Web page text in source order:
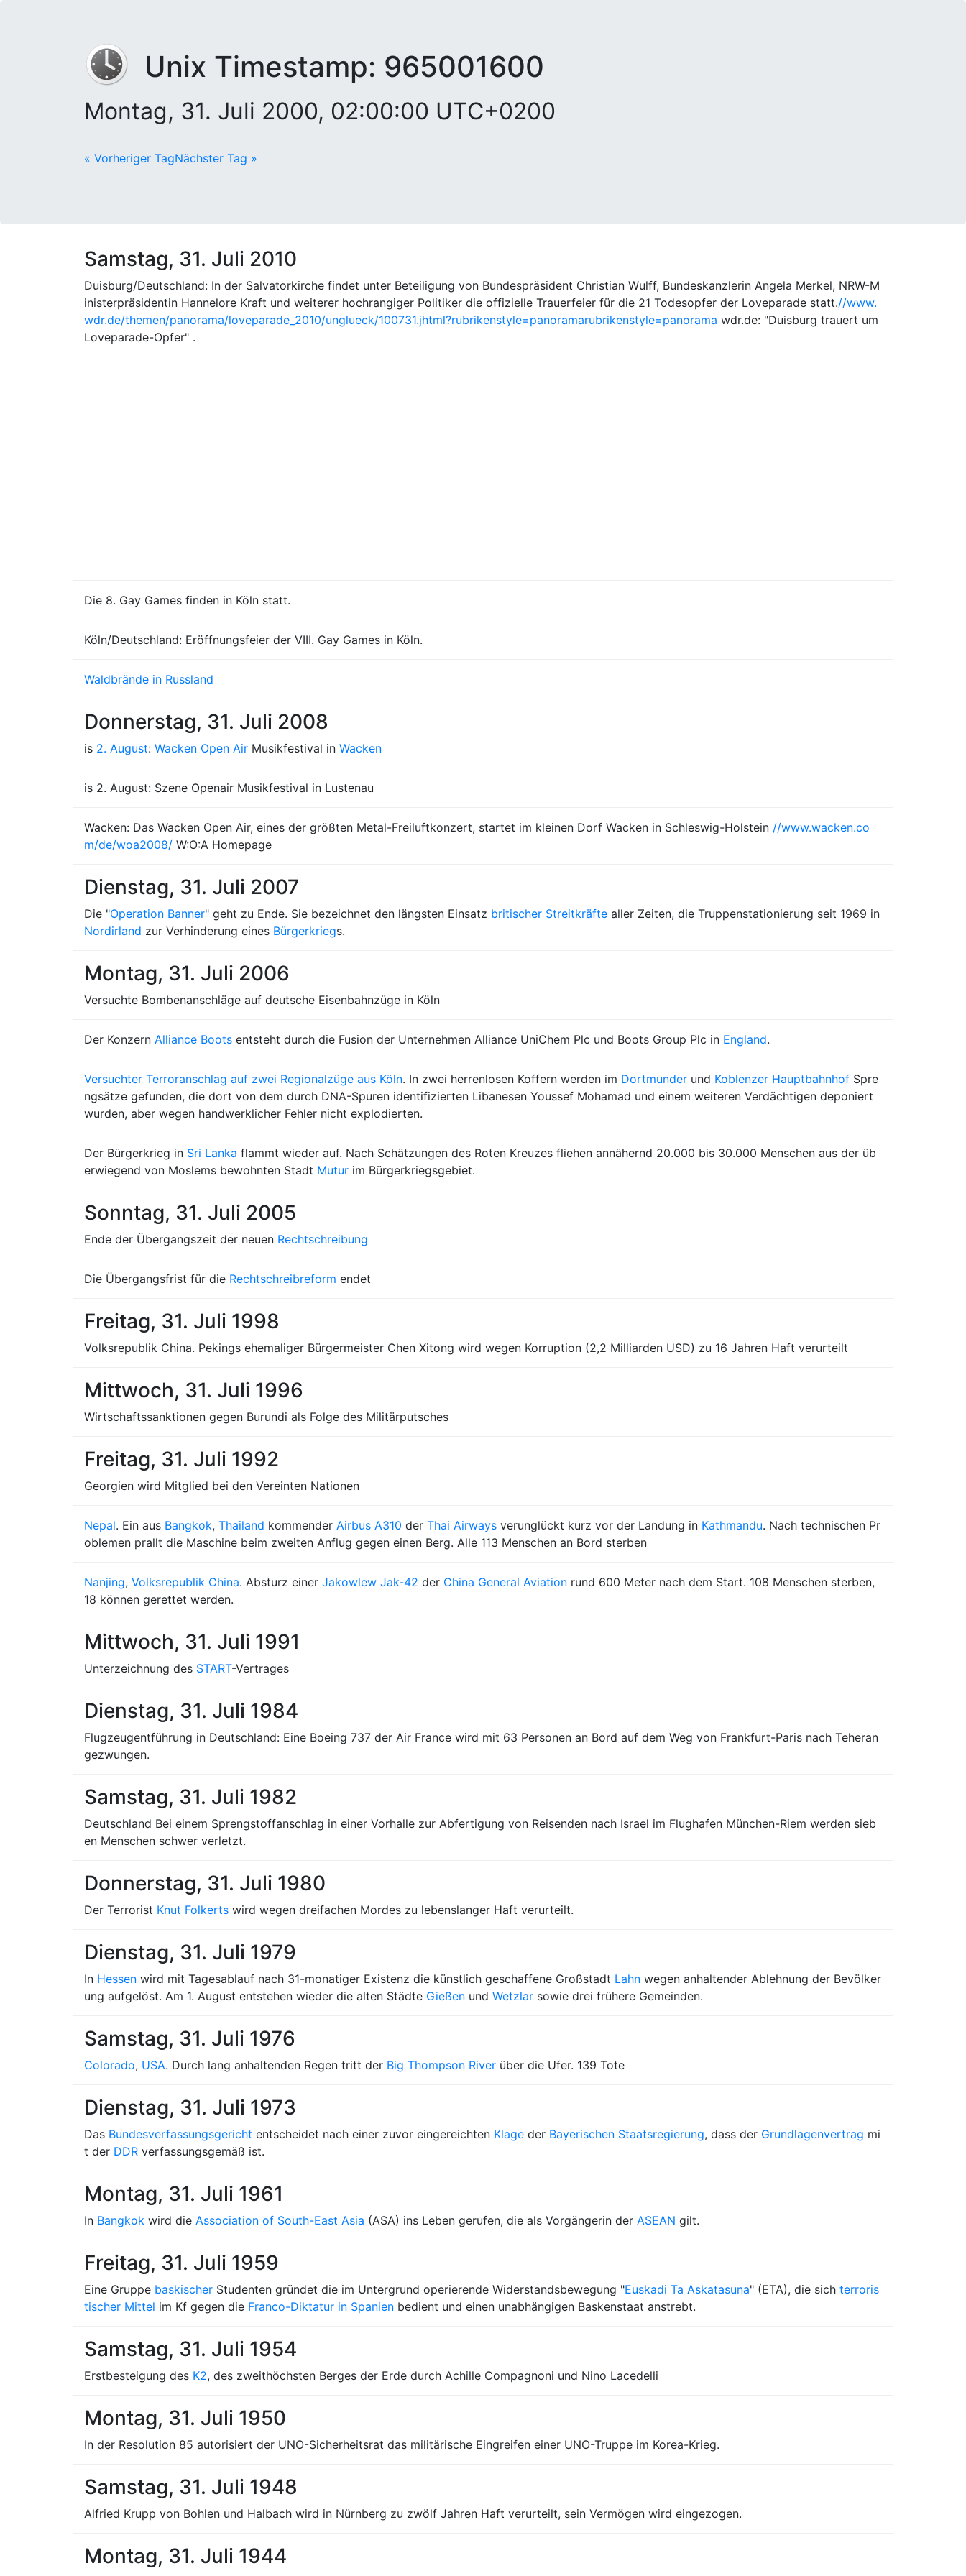
Unix Timestamp: 965001600
Montag, 31. Juli 2000, 02:00:00 UTC+0200
« Vorheriger TagNächster Tag »
Samstag, 31. Juli 2010
Duisburg/Deutschland: In der Salvatorkirche findet unter Beteiligung von Bundespräsident Christian Wulff, Bundeskanzlerin Angela Merkel, NRW-M
inisterpräsidentin Hannelore Kraft und weiterer hochrangiger Politiker die offizielle Trauerfeier für die 21 Todesopfer der Loveparade statt.//www.
wdr.de/themen/panorama/loveparade_2010/unglueck/100731.jhtml?rubrikenstyle=panoramarubrikenstyle=panorama wdr.de: "Duisburg trauert um
Loveparade-Opfer" .
Die 8. Gay Games finden in Köln statt.
Köln/Deutschland: Eröffnungsfeier der VIII. Gay Games in Köln.
Waldbrände in Russland
Donnerstag, 31. Juli 2008
is 2. August: Wacken Open Air Musikfestival in Wacken
is 2. August: Szene Openair Musikfestival in Lustenau
Wacken: Das Wacken Open Air, eines der größten Metal-Freiluftkonzert, startet im kleinen Dorf Wacken in Schleswig-Holstein //www.wacken.co
m/de/woa2008/ W:O:A Homepage
Dienstag, 31. Juli 2007
Die "Operation Banner" geht zu Ende. Sie bezeichnet den längsten Einsatz britischer Streitkräfte aller Zeiten, die Truppenstationierung seit 1969 in
Nordirland zur Verhinderung eines Bürgerkriegs.
Montag, 31. Juli 2006
Versuchte Bombenanschläge auf deutsche Eisenbahnzüge in Köln
Der Konzern Alliance Boots entsteht durch die Fusion der Unternehmen Alliance UniChem Plc und Boots Group Plc in England.
Versuchter Terroranschlag auf zwei Regionalzüge aus Köln. In zwei herrenlosen Koffern werden im Dortmunder und Koblenzer Hauptbahnhof Spre
ngsätze gefunden, die dort von dem durch DNA-Spuren identifizierten Libanesen Youssef Mohamad und einem weiteren Verdächtigen deponiert
wurden, aber wegen handwerklicher Fehler nicht explodierten.
Der Bürgerkrieg in Sri Lanka flammt wieder auf. Nach Schätzungen des Roten Kreuzes fliehen annähernd 20.000 bis 30.000 Menschen aus der üb
erwiegend von Moslems bewohnten Stadt Mutur im Bürgerkriegsgebiet.
Sonntag, 31. Juli 2005
Ende der Übergangszeit der neuen Rechtschreibung
Die Übergangsfrist für die Rechtschreibreform endet
Freitag, 31. Juli 1998
Volksrepublik China. Pekings ehemaliger Bürgermeister Chen Xitong wird wegen Korruption (2,2 Milliarden USD) zu 16 Jahren Haft verurteilt
Mittwoch, 31. Juli 1996
Wirtschaftssanktionen gegen Burundi als Folge des Militärputsches
Freitag, 31. Juli 1992
Georgien wird Mitglied bei den Vereinten Nationen
Nepal. Ein aus Bangkok, Thailand kommender Airbus A310 der Thai Airways verunglückt kurz vor der Landung in Kathmandu. Nach technischen Pr
oblemen prallt die Maschine beim zweiten Anflug gegen einen Berg. Alle 113 Menschen an Bord sterben
Nanjing, Volksrepublik China. Absturz einer Jakowlew Jak-42 der China General Aviation rund 600 Meter nach dem Start. 108 Menschen sterben,
18 können gerettet werden.
Mittwoch, 31. Juli 1991
Unterzeichnung des START-Vertrages
Dienstag, 31. Juli 1984
Flugzeugentführung in Deutschland: Eine Boeing 737 der Air France wird mit 63 Personen an Bord auf dem Weg von Frankfurt-Paris nach Teheran
gezwungen.
Samstag, 31. Juli 1982
Deutschland Bei einem Sprengstoffanschlag in einer Vorhalle zur Abfertigung von Reisenden nach Israel im Flughafen München-Riem werden sieb
en Menschen schwer verletzt.
Donnerstag, 31. Juli 1980
Der Terrorist Knut Folkerts wird wegen dreifachen Mordes zu lebenslanger Haft verurteilt.
Dienstag, 31. Juli 1979
In Hessen wird mit Tagesablauf nach 31-monatiger Existenz die künstlich geschaffene Großstadt Lahn wegen anhaltender Ablehnung der Bevölker
ung aufgelöst. Am 1. August entstehen wieder die alten Städte Gießen und Wetzlar sowie drei frühere Gemeinden.
Samstag, 31. Juli 1976
Colorado, USA. Durch lang anhaltenden Regen tritt der Big Thompson River über die Ufer. 139 Tote
Dienstag, 31. Juli 1973
Das Bundesverfassungsgericht entscheidet nach einer zuvor eingereichten Klage der Bayerischen Staatsregierung, dass der Grundlagenvertrag mi
t der DDR verfassungsgemäß ist.
Montag, 31. Juli 1961
In Bangkok wird die Association of South-East Asia (ASA) ins Leben gerufen, die als Vorgängerin der ASEAN gilt.
Freitag, 31. Juli 1959
Eine Gruppe baskischer Studenten gründet die im Untergrund operierende Widerstandsbewegung "Euskadi Ta Askatasuna" (ETA), die sich terroris
tischer Mittel im Kf gegen die Franco-Diktatur in Spanien bedient und einen unabhängigen Baskenstaat anstrebt.
Samstag, 31. Juli 1954
Erstbesteigung des K2, des zweithöchsten Berges der Erde durch Achille Compagnoni und Nino Lacedelli
Montag, 31. Juli 1950
In der Resolution 85 autorisiert der UNO-Sicherheitsrat das militärische Eingreifen einer UNO-Truppe im Korea-Krieg.
Samstag, 31. Juli 1948
Alfried Krupp von Bohlen und Halbach wird in Nürnberg zu zwölf Jahren Haft verurteilt, sein Vermögen wird eingezogen.
Montag, 31. Juli 1944